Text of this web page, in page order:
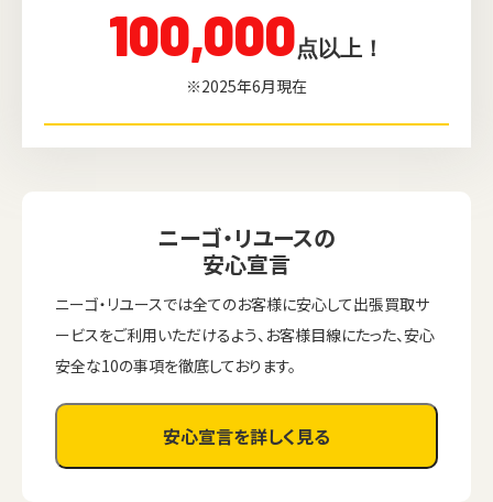
100,000点以上！
※2025年6月現在
ニーゴ・リユースの
安心宣言
ニーゴ・リユースでは全てのお客様に安心して出張買取サ
ービスをご利用いただけるよう、お客様目線にたった、安心
安全な10の事項を徹底しております。
安心宣言を詳しく見る